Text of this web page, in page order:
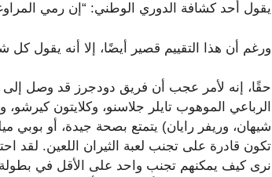
يقول أحد كشافة الدوري الوطني: “إن رمي
ورغم أن هذا التقييم قصير أيضًا، إلا أنه يقول كل
حقًا، إنه لأمر عجب أن فريق دودجرز قد وصل إلى
الرباعي الموهوب تايلر جلاسنو، وكلايتون
شيهان، وريفر رايان) يتمتع بصحة جيدة، أو
تكون قادرة على تجنب لعبة الثيران اللعين.